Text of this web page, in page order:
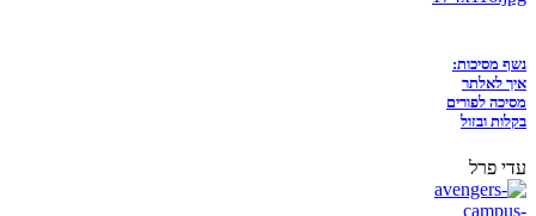
נשף מסיכות:
איך לאלתר
מסיכה לפורים
בקלות ובזול
עדי פרל